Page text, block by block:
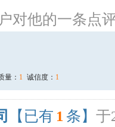
对他的一条点
量： 1 诚信度： 1
【已有 1 条】 于